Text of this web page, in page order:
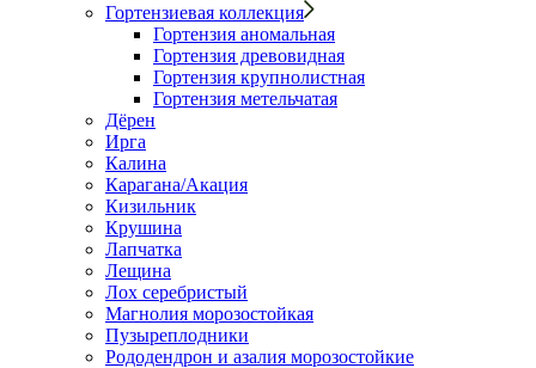
Гортензиевая коллекция
Гортензия аномальная
Гортензия древовидная
Гортензия крупнолистная
Гортензия метельчатая
Дёрен
Ирга
Калина
Карагана/Акация
Кизильник
Крушина
Лапчатка
Лещина
Лох серебристый
Магнолия морозостойкая
Пузыреплодники
Рододендрон и азалия морозостойкие